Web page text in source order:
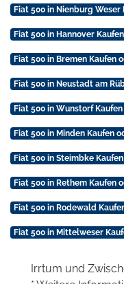
Fiat 500 in Nienburg Weser
Fiat 500 in Hannover
Fiat 500 in Bremen Kaufen
Fiat 500 in Neustadt am
Fiat 500 in Wunstorf
Fiat 500 in Minden Kaufen
Fiat 500 in Steimbke
Fiat 500 in Rethem Kaufen
Fiat 500 in Rodewald
Fiat 500 in Mittelweser
Irrtum und